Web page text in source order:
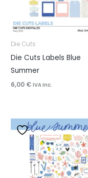
Die Cuts
Die Cuts Labels Blue
Summer
6,00 € IVA Inc.